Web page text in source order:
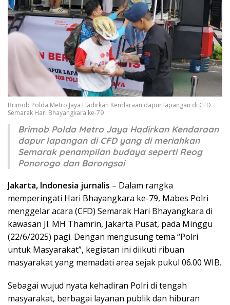
Brimob Polda Metro Jaya Hadirkan Kendaraan dapur lapangan di CFD
Semarak Hari Bhayangkara ke-79
Brimob Polda Metro Jaya Hadirkan Kendaraan
dapur lapangan di CFD yang di meriahkan
Semarak penampilan budaya seperti Reog
Ponorogo dan Barongsai
Jakarta, Indonesia jurnalis – Dalam rangka
memperingati Hari Bhayangkara ke-79, Mabes Polri
menggelar acara (CFD) Semarak Hari Bhayangkara di
kawasan Jl. MH Thamrin, Jakarta Pusat, pada Minggu
(22/6/2025) pagi. Dengan mengusung tema “Polri
untuk Masyarakat”, kegiatan ini diikuti ribuan
masyarakat yang memadati area sejak pukul 06.00 WIB.
Sebagai wujud nyata kehadiran Polri di tengah
masyarakat, berbagai layanan publik dan hiburan